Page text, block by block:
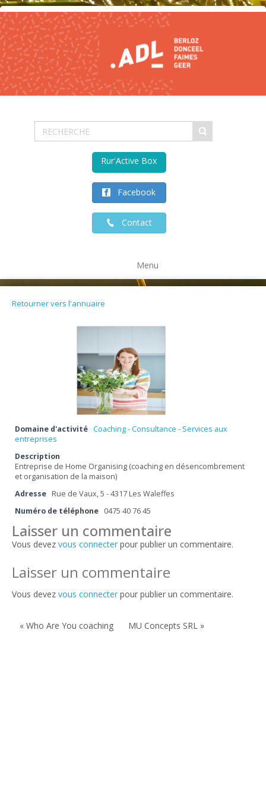
Facebook
Contact
Rur'Active Box
Menu
Retourner vers l'annuaire
Domaine d'activité Coaching - Consultance - Services aux
entreprises
Description
Entreprise de Home Organising (coaching en désencombrement
et organisation de la maison)
Adresse Rue de Vaux, 5 - 4317 Les Waleffes
Numéro de téléphone 0475 40 76 45
Laisser un commentaire
Vous devez vous connecter pour publier un commentaire.
Laisser un commentaire
Vous devez vous connecter pour publier un commentaire.
« Who Are You coaching MU Concepts SRL »